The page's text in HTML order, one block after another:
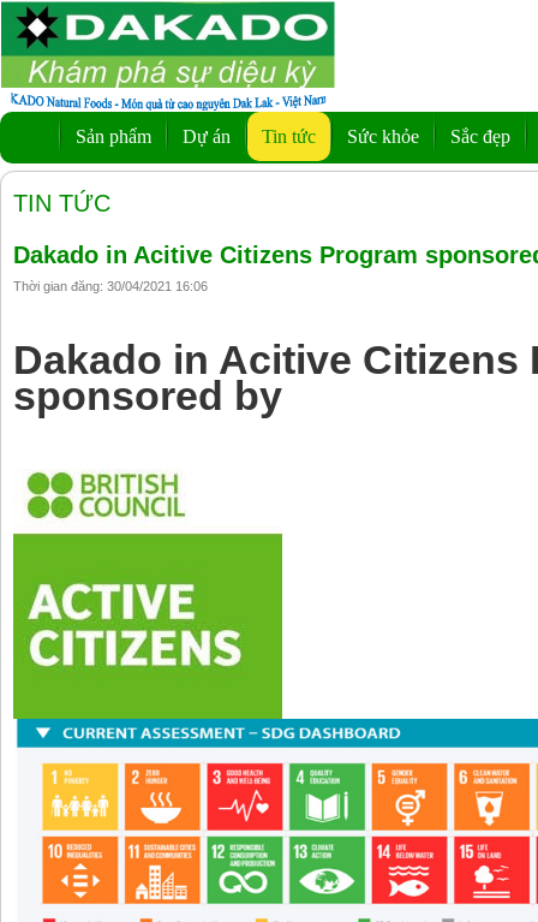
Sản phẩm Dự án Tin tức Sức khỏe Sắc đẹp
TIN TỨC
Dakado in Acitive Citizens Program
Thời gian đăng: 30/04/2021 16:06
Dakado in Acitive Citizens
sponsored by